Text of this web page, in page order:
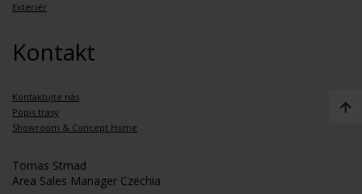
Exteriér
Kontakt
Kontaktujte nás
Popis trasy
Showroom & Concept Home
Tomas Strnad
Area Sales Manager Czechia